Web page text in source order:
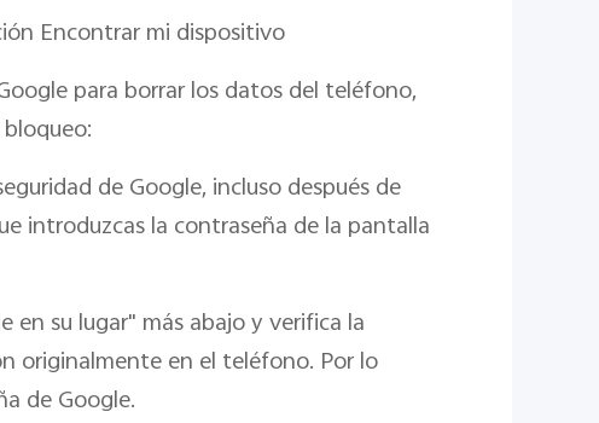
Encontrar mi dispositivo
para borrar los datos del teléfono,
de Google, incluso después de
introduzcas la contraseña de la pantalla
en su lugar" más abajo y verifica la
originalmente en el teléfono. Por lo
de Google.